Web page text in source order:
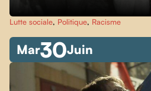
Lutte sociale, Politique, Racisme
Mar30Juin